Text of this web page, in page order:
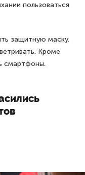
пользоваться
защитную маску.
Кроме
смартфоны.